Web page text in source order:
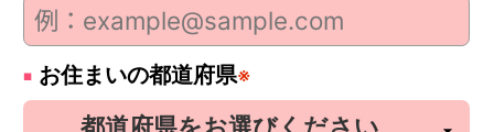
お住まいの都道府県※